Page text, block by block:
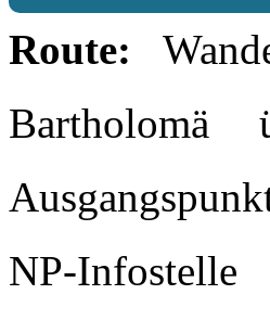
Route:
NP-